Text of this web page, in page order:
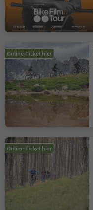
Online-Ticket hier
Online-Ticket hier